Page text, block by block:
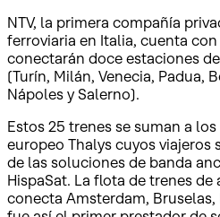
NTV, la primera compañía
ferroviaria en Italia, cuenta
conectarán doce estaciones
(Turín, Milán, Venecia, Padua,
Nápoles y Salerno).
Estos 25 trenes se suman a
europeo Thalys cuyos viajeros
de las soluciones de banda
HispaSat. La flota de trenes
conecta Amsterdam, Bruselas,